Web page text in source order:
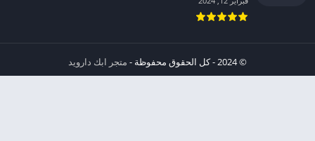
© 2024 - كل الحقوق محفوظة -
متجر ابك دارويد